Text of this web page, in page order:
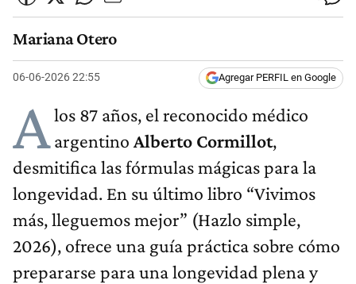
Mariana Otero
06-06-2026 22:55 Agregar PERFIL en Google
Alos 87 años, el reconocido médico
argentino Alberto Cormillot,
desmitifica las fórmulas mágicas para la
longevidad. En su último libro “Vivimos
más, lleguemos mejor” (Hazlo simple,
2026), ofrece una guía práctica sobre cómo
prepararse para una longevidad plena y